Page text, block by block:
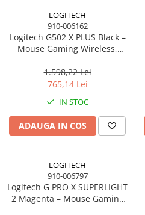
LOGITECH
910-006162
Logitech G502 X PLUS Black –
Mouse Gaming Wireless,
25.600 DPI
1.598,22 Lei
765,14 Lei
IN STOC
ADAUGA IN COS
LOGITECH
910-006797
Logitech G PRO X SUPERLIGHT
2 Magenta – Mouse Gaming